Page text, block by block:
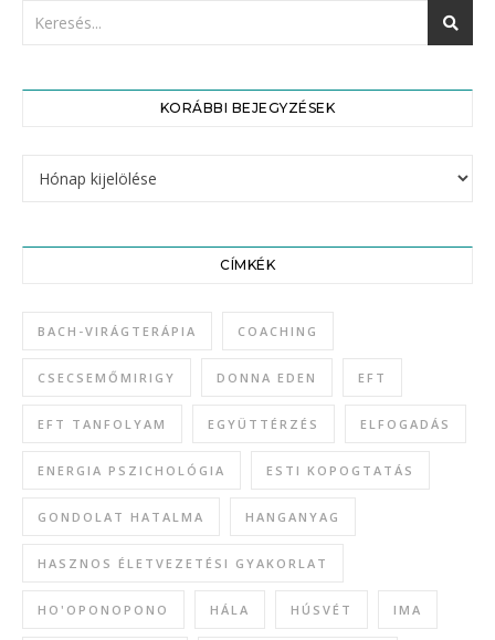
KORÁBBI BEJEGYZÉSEK
CÍMKÉK
BACH-VIRÁGTERÁPIA COACHING
CSECSEMŐMIRIGY DONNA EDEN EFT
EFT TANFOLYAM EGYÜTTÉRZÉS ELFOGADÁS
ENERGIA PSZICHOLÓGIA ESTI KOPOGTATÁS
GONDOLAT HATALMA HANGANYAG
HASZNOS ÉLETVEZETÉSI GYAKORLAT
HO'OPONOPONO HÁLA HÚSVÉT IMA